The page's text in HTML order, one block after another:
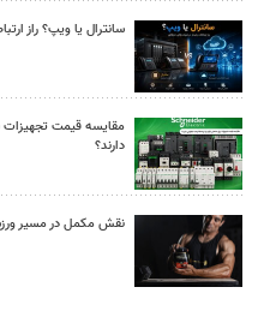
سانترال یا ویپ؟ راز
مقایسه قیمت تجهیزات
دارند؟
نقش مکمل در مسیر